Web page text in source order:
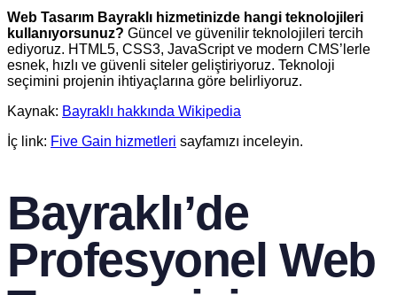
Web Tasarım Bayraklı hizmetinizde hangi teknolojileri
kullanıyorsunuz? Güncel ve güvenilir teknolojileri tercih
ediyoruz. HTML5, CSS3, JavaScript ve modern CMS’lerle
esnek, hızlı ve güvenli siteler geliştiriyoruz. Teknoloji
seçimini projenin ihtiyaçlarına göre belirliyoruz.
Kaynak: Bayraklı hakkında Wikipedia
İç link: Five Gain hizmetleri sayfamızı inceleyin.
Bayraklı’de
Profesyonel Web